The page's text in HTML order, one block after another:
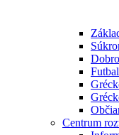
Futbal
Centrum